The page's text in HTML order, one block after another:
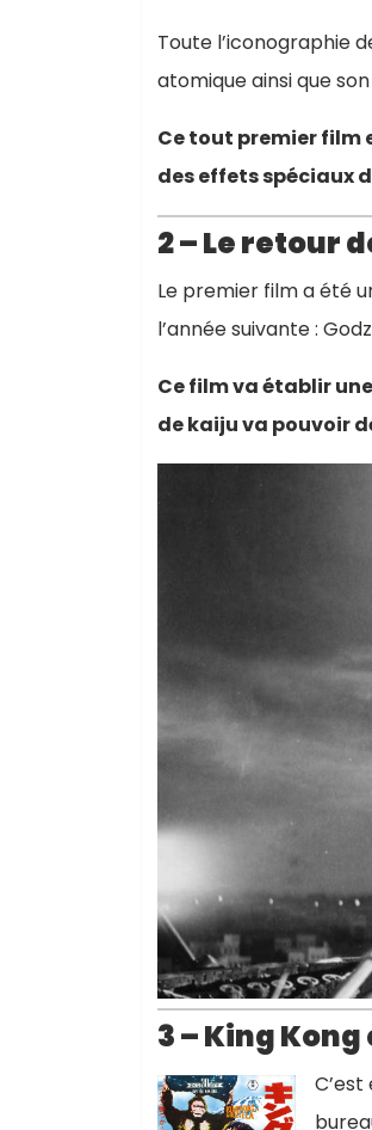
Toute l’iconographie
atomique ainsi que
Ce tout premier film
des effets spéciaux
2 – Le retour
Le premier film a été
l’année suivante :
Ce film va établir
de kaiju va pouvoir
3 – King